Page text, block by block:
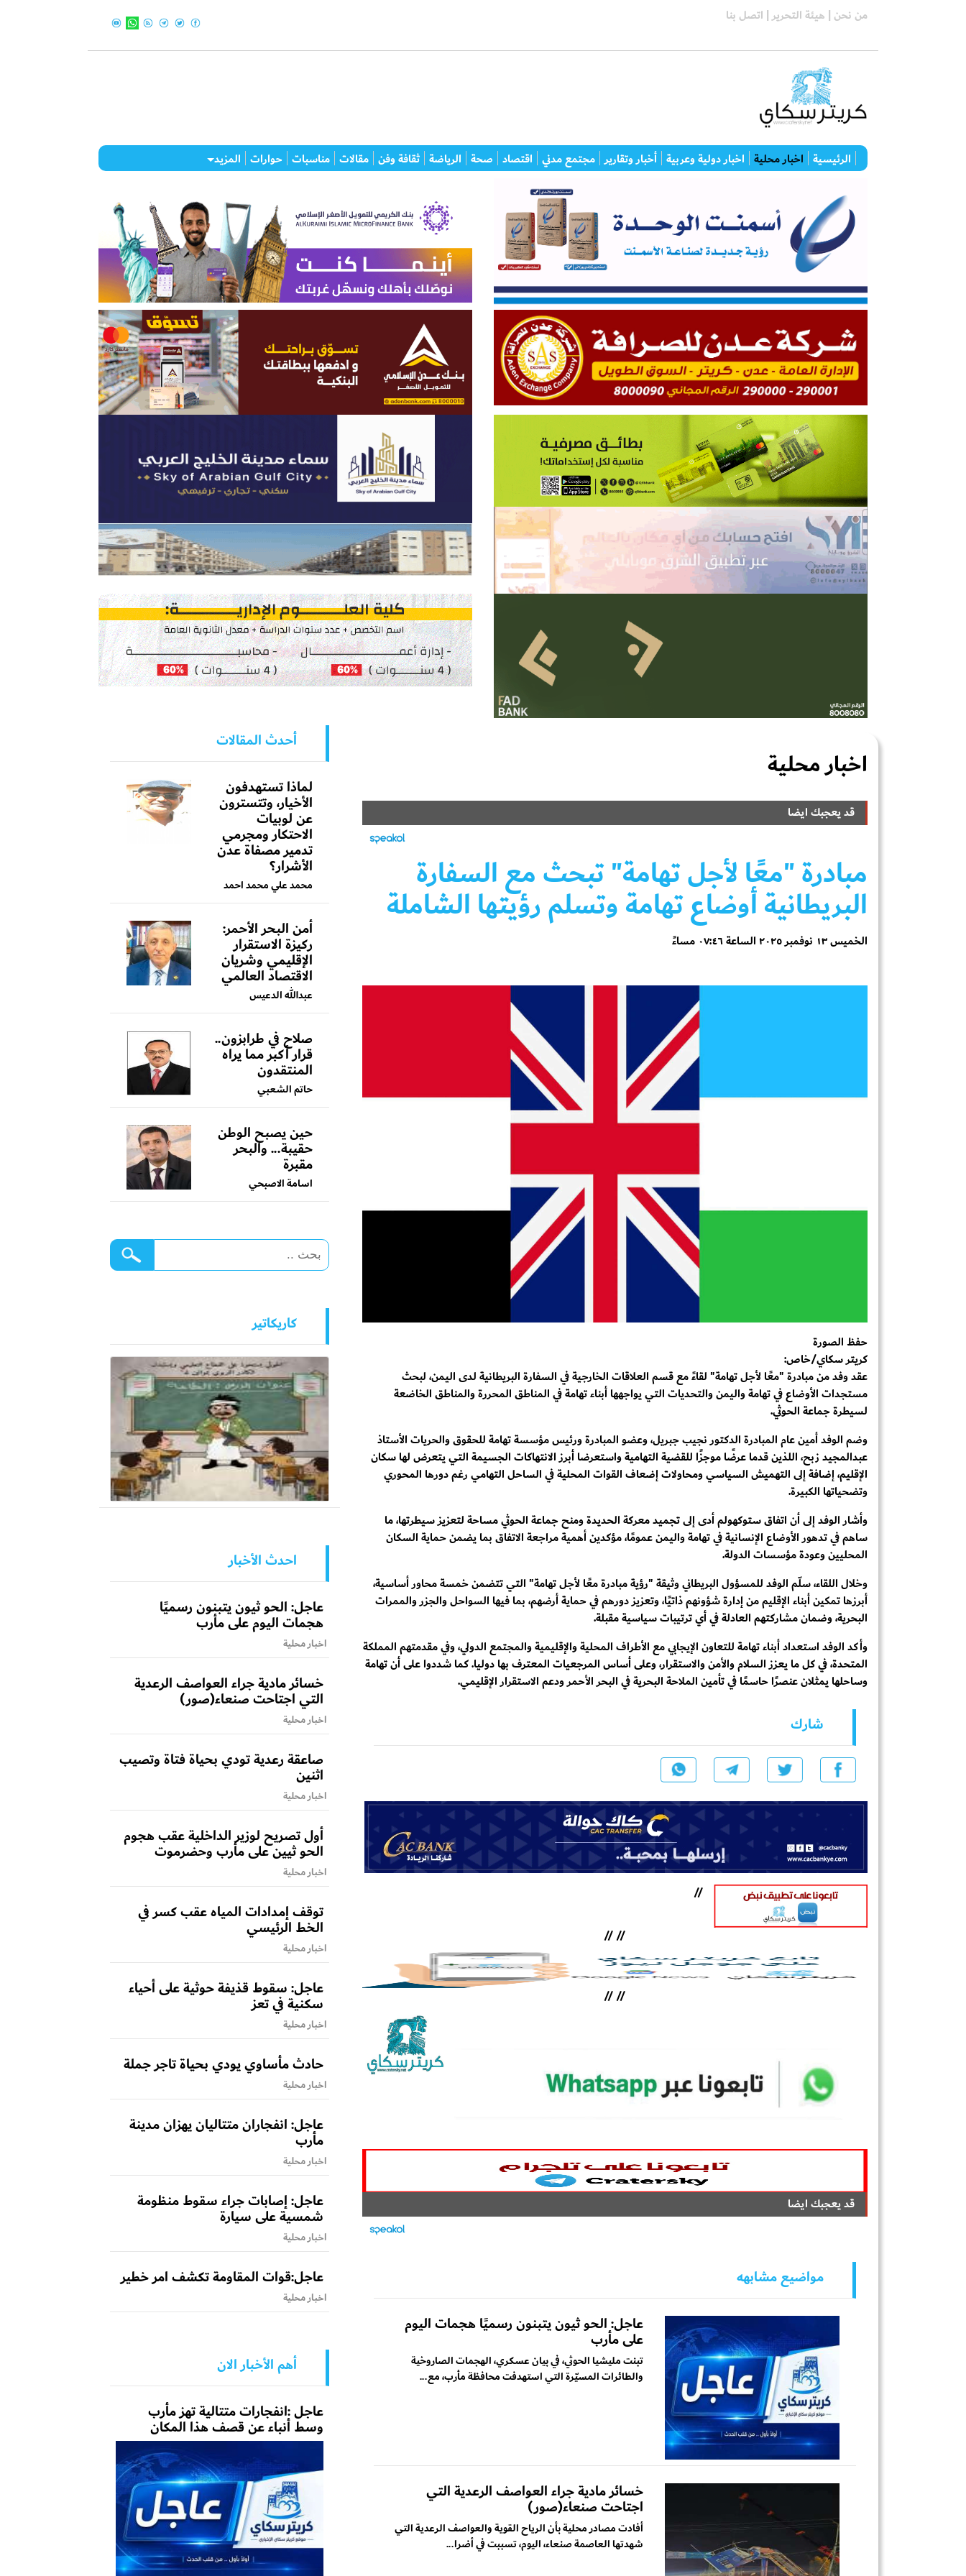
من نحن | هيئة التحرير | اتصل بنا
الرئيسية اخبار محلية اخبار دولية وعربية أخبار وتقارير مجتمع مدني اقتصاد صحة الرياضة ثقافة وفن مقالات مناسبات حوارات المزيد
اخبار محلية
قد يعجبك ايضا
مبادرة "معًا لأجل تهامة" تبحث مع السفارة
البريطانية أوضاع تهامة وتسلم رؤيتها الشاملة
الخميس ١٣ نوفمبر ٢٠٢٥ الساعة ٠٧:٤٦ مساءً
حفظ الصورة
كريتر سكاي/خاص:
عقد وفد من مبادرة "معًا لأجل تهامة" لقاءً مع قسم العلاقات الخارجية في السفارة البريطانية لدى اليمن، لبحث
مستجدات الأوضاع في تهامة واليمن والتحديات التي يواجهها أبناء تهامة في المناطق المحررة والمناطق الخاضعة
لسيطرة جماعة الحوثي.
وضم الوفد أمين عام المبادرة الدكتور نجيب جبريل، وعضو المبادرة ورئيس مؤسسة تهامة للحقوق والحريات الأستاذ
عبدالمجيد زبح، اللذين قدما عرضًا موجزًا للقضية التهامية واستعرضا أبرز الانتهاكات الجسيمة التي يتعرض لها سكان
الإقليم، إضافة إلى التهميش السياسي ومحاولات إضعاف القوات المحلية في الساحل التهامي رغم دورها المحوري
وتضحياتها الكبيرة.
وأشار الوفد إلى أن اتفاق ستوكهولم أدى إلى تجميد معركة الحديدة ومنح جماعة الحوثي مساحة لتعزيز سيطرتها، ما
ساهم في تدهور الأوضاع الإنسانية في تهامة واليمن عمومًا، مؤكدين أهمية مراجعة الاتفاق بما يضمن حماية السكان
المحليين وعودة مؤسسات الدولة.
وخلال اللقاء، سلّم الوفد للمسؤول البريطاني وثيقة "رؤية مبادرة معًا لأجل تهامة" التي تتضمن خمسة محاور أساسية،
أبرزها تمكين أبناء الإقليم من إدارة شؤونهم ذاتيًا، وتعزيز دورهم في حماية أرضهم، بما فيها السواحل والجزر والممرات
البحرية، وضمان مشاركتهم العادلة في أي ترتيبات سياسية مقبلة.
وأكد الوفد استعداد أبناء تهامة للتعاون الإيجابي مع الأطراف المحلية والإقليمية والمجتمع الدولي، وفي مقدمتهم المملكة
المتحدة، في كل ما يعزز السلام والأمن والاستقرار، وعلى أساس المرجعيات المعترف بها دوليا. كما شددوا على أن تهامة
وساحلها يمثلان عنصرًا حاسمًا في تأمين الملاحة البحرية في البحر الأحمر ودعم الاستقرار الإقليمي.
شارك
//
//
//
//
//
قد يعجبك ايضا
مواضيع مشابهه
عاجل: الحو ثيون يتبنون رسميًا هجمات اليوم
على مأرب
تبنت مليشيا الحوثي، في بيان عسكري، الهجمات الصاروخية
والطائرات المسيّرة التي استهدفت محافظة مأرب، مع...
خسائر مادية جراء العواصف الرعدية التي
اجتاحت صنعاء(صور)
أفادت مصادر محلية بأن الرياح القوية والعواصف الرعدية التي
شهدتها العاصمة صنعاء، اليوم، تسببت في أضرا...
أحدث المقالات
لماذا تستهدفون
الأخيار، وتتسترون
عن لوبيات
الاحتكار ومجرمي
تدمير مصفاة عدن
الأشرار؟
محمد علي محمد احمد
أمن البحر الأحمر:
ركيزة الاستقرار
الإقليمي وشريان
الاقتصاد العالمي
عبدالله الدعيس
صلاح في طرابزون..
قرار أكبر مما يراه
المنتقدون
حاتم الشعبي
حين يصبح الوطن
حقيبة... والبحر
مقبرة
اسامة الاصبحي
كاريكاتير
احدث الأخبار
عاجل: الحو ثيون يتبنون رسميًا
هجمات اليوم على مأرب
اخبار محلية
خسائر مادية جراء العواصف الرعدية
التي اجتاحت صنعاء(صور)
اخبار محلية
صاعقة رعدية تودي بحياة فتاة وتصيب
اثنين
اخبار محلية
أول تصريح لوزير الداخلية عقب هجوم
الحو ثيين على مأرب وحضرموت
اخبار محلية
توقف إمدادات المياه عقب كسر في
الخط الرئيسي
اخبار محلية
عاجل: سقوط قذيفة حوثية على أحياء
سكنية في تعز
اخبار محلية
حادث مأساوي يودي بحياة تاجر جملة
اخبار محلية
عاجل: انفجاران متتاليان يهزان مدينة
مأرب
اخبار محلية
عاجل: إصابات جراء سقوط منظومة
شمسية على سيارة
اخبار محلية
عاجل:قوات المقاومة تكشف امر خطير
اخبار محلية
أهم الأخبار الان
عاجل :انفجارات متتالية تهز مأرب
وسط أنباء عن قصف هذا المكان